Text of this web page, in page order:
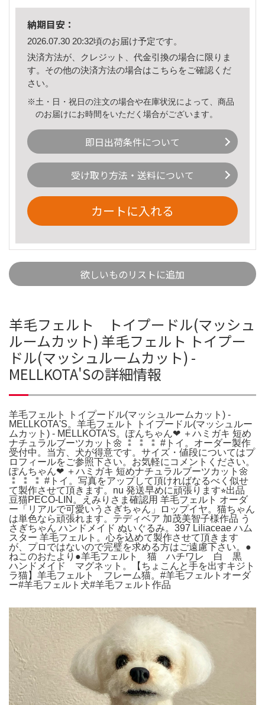
納期目安：
2026.07.30 20:32頃のお届け予定です。
決済方法が、クレジット、代金引換の場合に限りま
す。その他の決済方法の場合はこちら をご確認くだ
さい。
※土・日・祝日の注文の場合や在庫状況によって、商品
のお届けにお時間をいただく場合がございます。
即日出荷条件について
受け取り方法・送料について
カートに入れる
欲しいものリストに追加
羊毛フェルト トイプードル(マッシュ
ルームカット) 羊毛フェルト トイプー
ドル(マッシュルームカット) -
MELLKOTA'Sの詳細情報
羊毛フェルト トイプードル(マッシュルームカット) -
MELLKOTA'S。羊毛フェルト トイプードル(マッシュルー
ムカット) - MELLKOTA'S。ぽんちゃん❤︎ ＋ハミガキ 短め
ナチュラルブーツカット🌼 ⁑ ⁑ ⁑ #トイ。オーダー製作
受付中。当方、犬が得意です。サイズ・値段についてはプ
ロフィールをご参照下さい。お気軽にコメントください。
ぽんちゃん❤︎ ＋ハミガキ 短めナチュラルブーツカット🌼
⁑ ⁑ ⁑ #トイ。写真をアップして頂ければなるべく似せ
て製作させて頂きます。nu 発送早めに頑張ります⭐︎出品
豆猫PECO-LIN。えみりさま確認用 羊毛フェルト オーダ
ー「リアルで可愛いうさぎちゃん」ロップイヤ。猫ちゃん
は単色なら頑張れます。テディベア 加茂美智子様作品 う
さぎちゃん ハンドメイド ぬいぐるみ。397 Liliaceae ハム
スター 羊毛フェルト。心を込めて製作させて頂きます
が、プロではないので完璧を求める方はご遠慮下さい。●
ねこのおたより●羊毛フェルト 猫 ハチワレ 白 黒
ハンドメイド マグネット。【ちょこんと手を出すキジト
ラ猫】羊毛フェルト フレーム猫。#羊毛フェルトオーダ
ー#羊毛フェルト犬#羊毛フェルト作品